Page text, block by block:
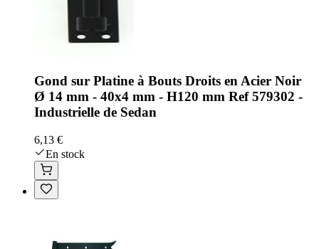
Gond sur Platine à Bouts Droits en Acier Noir
Ø 14 mm - 40x4 mm - H120 mm Ref 579302 -
Industrielle de Sedan
6,13 €
En stock